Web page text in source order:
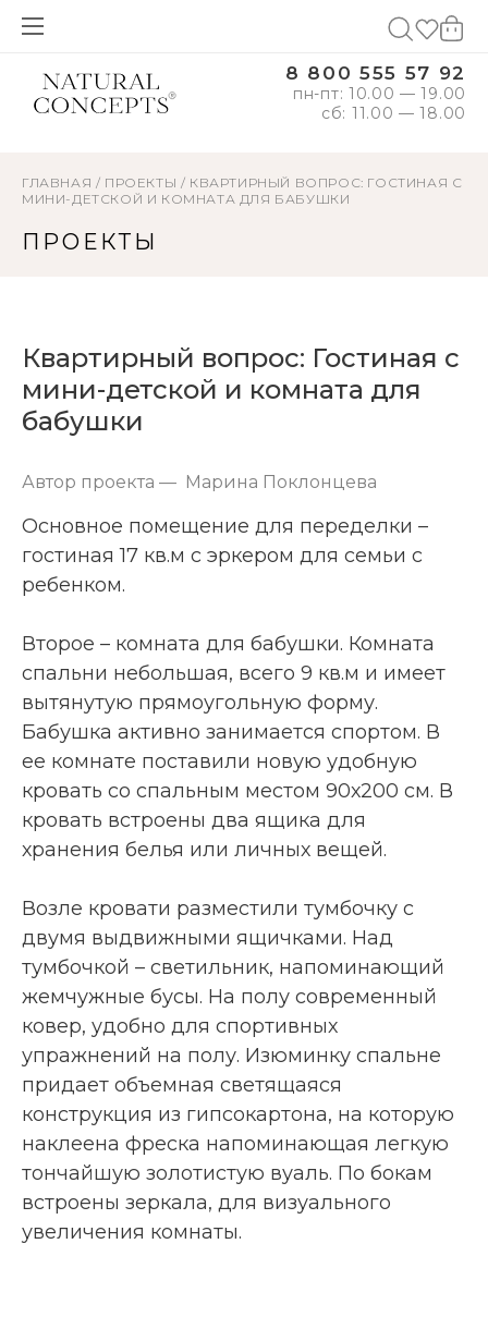
8 800 555 57 92
пн-пт: 10.00 — 19.00
сб: 11.00 — 18.00
ГЛАВНАЯ / ПРОЕКТЫ / КВАРТИРНЫЙ ВОПРОС: ГОСТИНАЯ С
МИНИ-ДЕТСКОЙ И КОМНАТА ДЛЯ БАБУШКИ
ПРОЕКТЫ
Квартирный вопрос: Гостиная с
мини-детской и комната для
бабушки
Автор проекта — Марина Поклонцева
Основное помещение для переделки –
гостиная 17 кв.м с эркером для семьи с
ребенком.
Второе – комната для бабушки. Комната
спальни небольшая, всего 9 кв.м и имеет
вытянутую прямоугольную форму.
Бабушка активно занимается спортом. В
ее комнате поставили новую удобную
кровать со спальным местом 90х200 см. В
кровать встроены два ящика для
хранения белья или личных вещей.
Возле кровати разместили тумбочку с
двумя выдвижными ящичками. Над
тумбочкой – светильник, напоминающий
жемчужные бусы. На полу современный
ковер, удобно для спортивных
упражнений на полу. Изюминку спальне
придает объемная светящаяся
конструкция из гипсокартона, на которую
наклеена фреска напоминающая легкую
тончайшую золотистую вуаль. По бокам
встроены зеркала, для визуального
увеличения комнаты.